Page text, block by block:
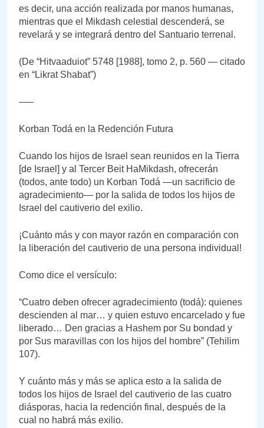
es decir, una acción realizada por manos humanas,
mientras que el Mikdash celestial descenderá, se
revelará y se integrará dentro del Santuario terrenal.
(De “Hitvaaduiot” 5748 [1988], tomo 2, p. 560 — citado
en “Likrat Shabat”)
—–
Korban Todá en la Redención Futura
Cuando los hijos de Israel sean reunidos en la Tierra
[de Israel] y al Tercer Beit HaMikdash, ofrecerán
(todos, ante todo) un Korban Todá —un sacrificio de
agradecimiento— por la salida de todos los hijos de
Israel del cautiverio del exilio.
¡Cuánto más y con mayor razón en comparación con
la liberación del cautiverio de una persona individual!
Como dice el versículo:
“Cuatro deben ofrecer agradecimiento (todá): quienes
descienden al mar… y quien estuvo encarcelado y fue
liberado… Den gracias a Hashem por Su bondad y
por Sus maravillas con los hijos del hombre” (Tehilim
107).
Y cuánto más y más se aplica esto a la salida de
todos los hijos de Israel del cautiverio de las cuatro
diásporas, hacia la redención final, después de la
cual no habrá más exilio.